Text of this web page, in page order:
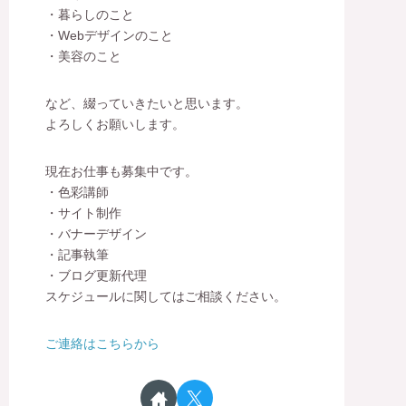
・暮らしのこと
・Webデザインのこと
・美容のこと
など、綴っていきたいと思います。
よろしくお願いします。
現在お仕事も募集中です。
・色彩講師
・サイト制作
・バナーデザイン
・記事執筆
・ブログ更新代理
スケジュールに関してはご相談ください。
ご連絡はこちらから